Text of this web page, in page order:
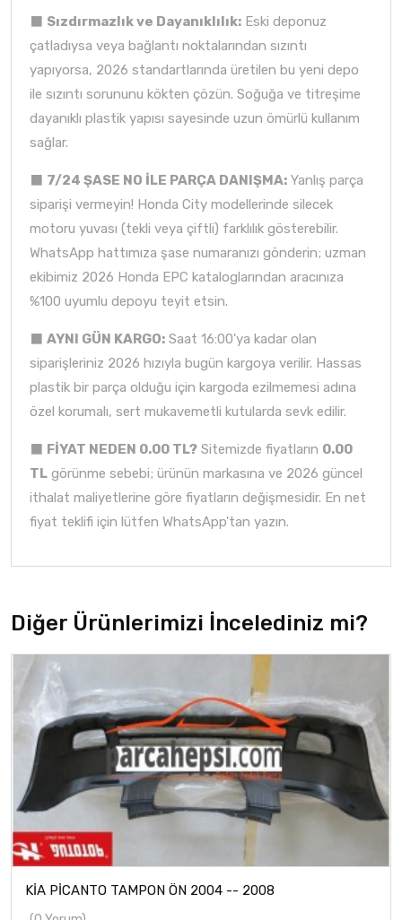
⬛ Sızdırmazlık ve Dayanıklılık: Eski deponuz
çatladıysa veya bağlantı noktalarından sızıntı
yapıyorsa, 2026 standartlarında üretilen bu yeni depo
ile sızıntı sorununu kökten çözün. Soğuğa ve titreşime
dayanıklı plastik yapısı sayesinde uzun ömürlü kullanım
sağlar.
⬛ 7/24 ŞASE NO İLE PARÇA DANIŞMA: Yanlış parça
siparişi vermeyin! Honda City modellerinde silecek
motoru yuvası (tekli veya çiftli) farklılık gösterebilir.
WhatsApp hattımıza şase numaranızı gönderin; uzman
ekibimiz 2026 Honda EPC kataloglarından aracınıza
%100 uyumlu depoyu teyit etsin.
⬛ AYNI GÜN KARGO: Saat 16:00'ya kadar olan
siparişleriniz 2026 hızıyla bugün kargoya verilir. Hassas
plastik bir parça olduğu için kargoda ezilmemesi adına
özel korumalı, sert mukavemetli kutularda sevk edilir.
⬛ FİYAT NEDEN 0.00 TL? Sitemizde fiyatların 0.00
TL görünme sebebi; ürünün markasına ve 2026 güncel
ithalat maliyetlerine göre fiyatların değişmesidir. En net
fiyat teklifi için lütfen WhatsApp'tan yazın.
Diğer Ürünlerimizi İncelediniz mi?
KİA PİCANTO TAMPON ÖN 2004 -- 2008